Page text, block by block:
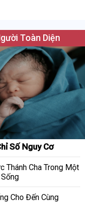
Toàn Diện
Số Nguy Cơ
Thánh Cha Trong Một
Cho Đến Cùng